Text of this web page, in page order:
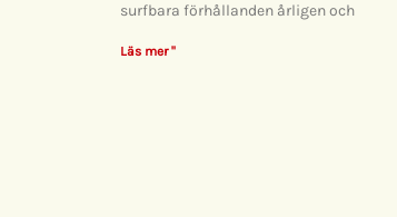
surfbara förhållanden årligen och
Läs mer "